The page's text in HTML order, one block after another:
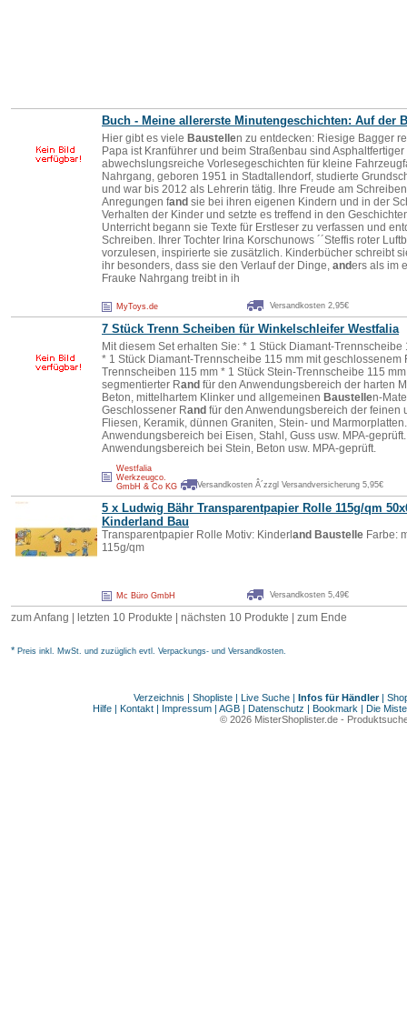
Buch - Meine allererste Minutengeschichten: Auf der
Hier gibt es viele Baustellen zu entdecken: Riesige Bagger
Papa ist Kranführer und beim Straßenbau sind
abwechslungsreiche Vorlesegeschichten für kleine
Nahrgang, geboren 1951 in Stadtallendorf, studierte
und war bis 2012 als Lehrerin tätig. Ihre Freude am
Anregungen fand sie bei ihren eigenen Kindern und in der
Verhalten der Kinder und setzte es treffend in den
Unterricht begann sie Texte für Erstleser zu verfassen und
Schreiben. Ihrer Tochter Irina Korschunows ´´Steffis roter
vorzulesen, inspirierte sie zusätzlich. Kinderbücher schreibt
ihr besonders, dass sie den Verlauf der Dinge, anders als im
Frauke Nahrgang treibt in ih
MyToys.de Versandkosten 2,95€
7 Stück Trenn Scheiben für Winkelschleifer Westfalia
Mit diesem Set erhalten Sie: * 1 Stück Diamant-
* 1 Stück Diamant-Trennscheibe 115 mm mit geschlossenem
Trennscheiben 115 mm * 1 Stück Stein-Trennscheibe 115
segmentierter Rand für den Anwendungsbereich der harten
Beton, mittelhartem Klinker und allgemeinen Baustellen-
Geschlossener Rand für den Anwendungsbereich der feinen
Fliesen, Keramik, dünnen Graniten, Stein- und
Anwendungsbereich bei Eisen, Stahl, Guss usw. MPA-
Anwendungsbereich bei Stein, Beton usw. MPA-geprüft.
Westfalia
Werkzeugco.
GmbH & Co KG
Versandkosten Â´zzgl Versandversicherung 5,95€
5 x Ludwig Bähr Transparentpapier Rolle 115g/qm
Kinderl and Bau
Transparentpapier Rolle Motiv: Kinderl and Baustelle Farbe:
115g/qm
Mc Büro GmbH Versandkosten 5,49€
zum Anfang | letzten 10 Produkte | nächsten 10 Produkte zum Ende
* Preis inkl. MwSt. und zuzüglich evtl. Verpackungs- und Versandkosten.
Verzeichnis | Shopliste| Live Suche| Infos für Händler|
Hilfe | Kontakt | Impressum | AGB | Datenschutz | Bookmark | Die
© 2026 MisterShoplister.de-